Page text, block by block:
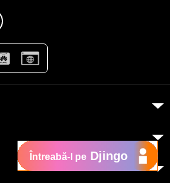
Întreabă-l pe Djingo